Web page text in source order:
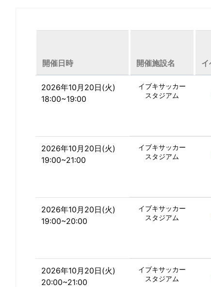
開催日時 開催施設名 イ
2026年10月20日(火)
18:00~19:00
イブキサッカー
スタジアム
2026年10月20日(火)
19:00~21:00
イブキサッカー
スタジアム
2026年10月20日(火)
19:00~20:00
イブキサッカー
スタジアム
2026年10月20日(火)
20:00~21:00
イブキサッカー
スタジアム